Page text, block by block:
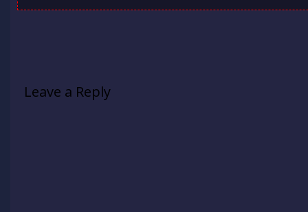
Leave a Reply